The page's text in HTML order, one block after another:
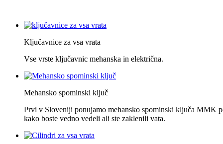
Ključavnice za vsa vrata
Vse vrste ključavnic mehanska in električna.
Mehansko spominski ključ
Prvi v Sloveniji ponujamo mehansko spominski ključa MMK
kako boste vedno vedeli ali ste zaklenili vata.